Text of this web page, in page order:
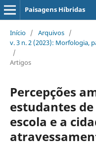
Paisagens Híbridas
Início / Arquivos /
v. 3 n. 2 (2023): Morfologia,
/
Artigos
Percepções
estudantes
escola e a